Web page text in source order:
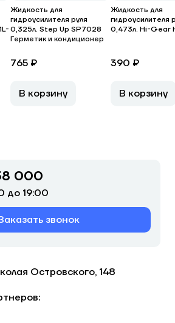
Жидкость для
гидроусилителя руля
0,325л. Step Up SP7028
Герметик и кондиционер
765 ₽
В корзину
Жидкость для
гидроусилителя
0,473л. Hi-Gear
390 ₽
В корзину
000
до 19:00
звонок
Островского, 148